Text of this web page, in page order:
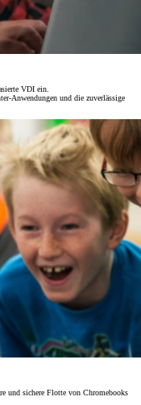
VDI ein.
Anwendungen und die zuverlässige
und sichere Flotte von Chromebooks